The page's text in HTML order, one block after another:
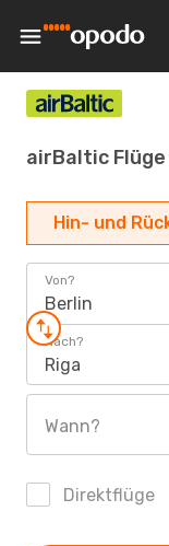
airBaltic Flüge
Hin- und
Von?
Berlin
Nach?
Riga
Wann?
Direktflüge